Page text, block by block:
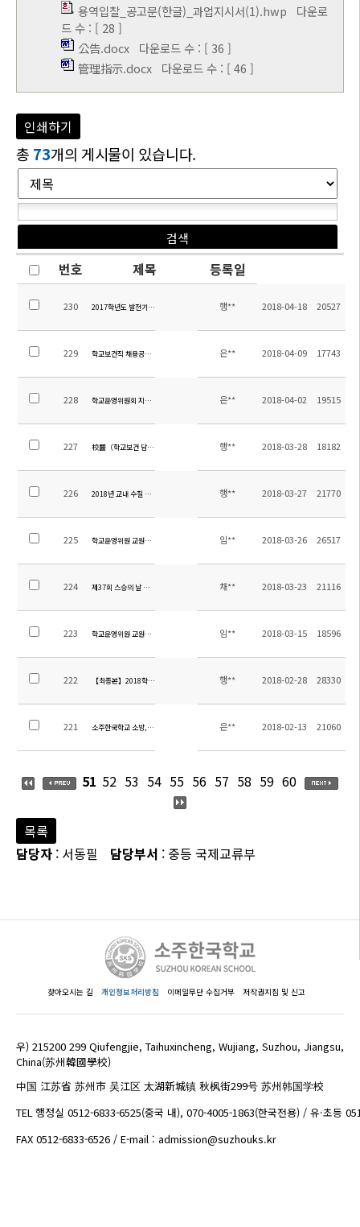
용역입찰_공고문(한글)_과업지시서(1).hwp 다운로
드 수 : [ 28 ]
公告.docx 다운로드 수 : [ 36 ]
管理指示.docx 다운로드 수 : [ 46 ]
인쇄하기
총 73개의 게시물이 있습니다.
번호 제목 등록일
230 2017학년도 발전기금 도서구입목록 안내 행** 2018-04-18 20527
229 학교보건직 채용공고 수정 은** 2018-04-09 17743
228 학교운영위원회 지역위원 당선공고 은** 2018-04-02 19515
227 校醫（학교보건 담당직) 채용 공고 행** 2018-03-28 18182
226 2018년 교내 수질 검사 보고서 행** 2018-03-27 21770
225 학교운영위원 교원위원 당선 공고 임** 2018-03-26 26517
224 제37회 스승의 날 유공 포상 계획 채** 2018-03-23 21116
223 학교운영위원 교원위원 선출공고 및 홍보 임** 2018-03-15 18596
222 【최종본】2018학년도 1학기 스쿨버스차량탑승자 명단
행** 2018-02-28 28330
221 소주한국학교 소방,보안,조경 관리 용역 입찰공고
은** 2018-02-13 21060
51 52 53 54 55 56 57 58 59 60
목록
담당자 : 서동필 담당부서 : 중등 국제교류부
찾아오시는 길 개인정보처리방침 이메일무단 수집거부 저작권지침 및 신고
우) 215200 299 Qiufengjie, Taihuxincheng, Wujiang, Suzhou, Jiangsu,
China(苏州韓國學校)
中国 江苏省 苏州市 吴江区 太湖新城镇 秋枫街299号 苏州韩国学校
TEL 행정실 0512-6833-6525(중국 내), 070-4005-1863(한국전용) / 유·초등
FAX 0512-6833-6526 / E-mail : admission@suzhouks.kr